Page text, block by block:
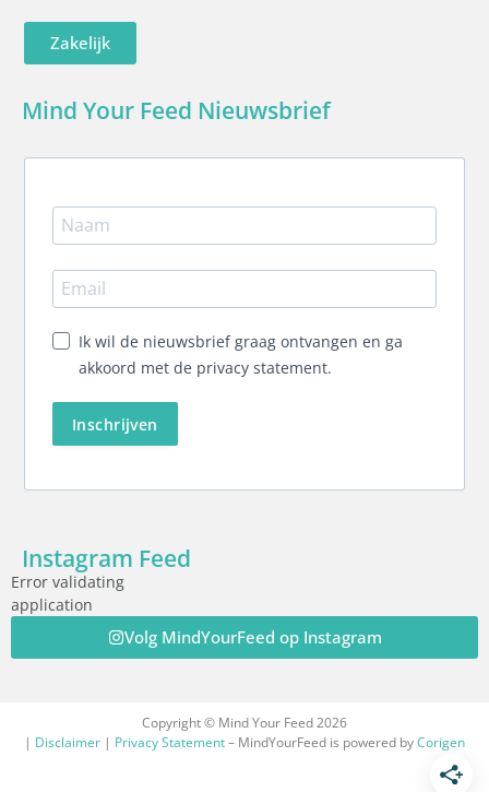
Zakelijk
Mind Your Feed Nieuwsbrief
Ik wil de nieuwsbrief graag ontvangen en ga
akkoord met de privacy statement.
Inschrijven
Instagram Feed
Error validating
application
Volg MindYourFeed op Instagram
Copyright © Mind Your Feed 2026
| Disclaimer | Privacy Statement– MindYourFeed is powered byCorigen